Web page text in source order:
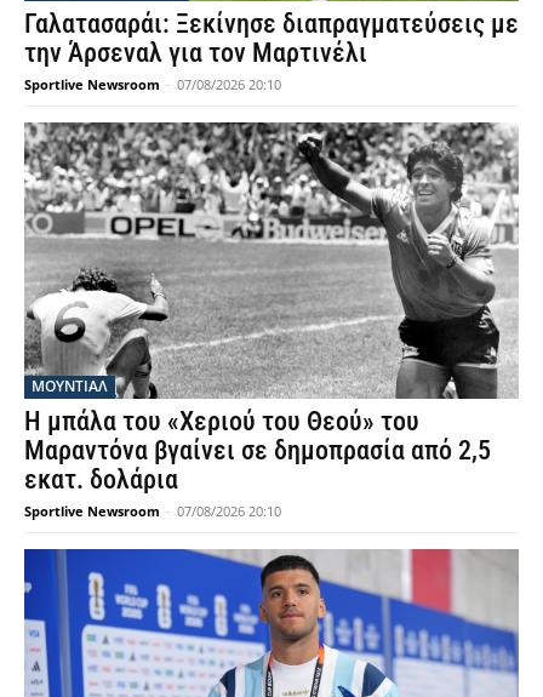
Γαλατασαράι: Ξεκίνησε διαπραγματεύσεις με
την Άρσεναλ για τον Μαρτινέλι
Sportlive Newsroom - 07/08/2026 20:10
ΜΟΥΝΤΙΆΛ
Η μπάλα του «Χεριού του Θεού» του
Μαραντόνα βγαίνει σε δημοπρασία από 2,5
εκατ. δολάρια
Sportlive Newsroom - 07/08/2026 20:10